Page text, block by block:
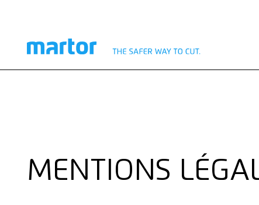
MENTIONS